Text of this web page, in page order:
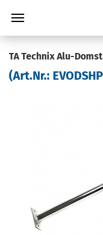
TA Tech­nix Alu-​
(Art.Nr.: